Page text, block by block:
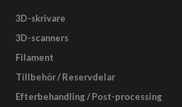
3D-skrivare
3D-scanners
Filament
Tillbehör / Reservdelar
Efterbehandling / Post-processing